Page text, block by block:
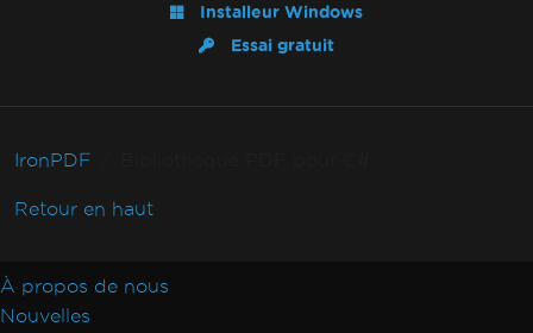
Installeur Windows
Essai gratuit
IronPDF
Retour en haut
À propos de nous
Nouvelles